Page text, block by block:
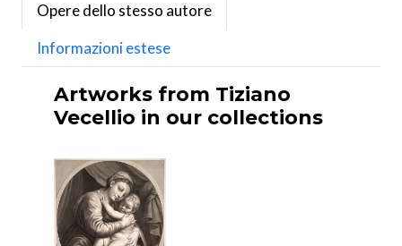
Opere dello stesso autore
Informazioni estese
Artworks from Tiziano
Vecellio in our collections